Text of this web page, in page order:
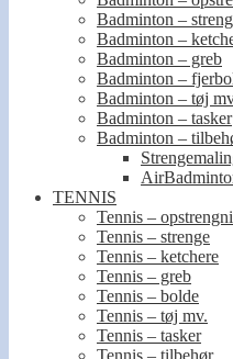
Badminton –
Badminton –
Badminton – greb
Badminton –
Badminton – tøj
Badminton – tasker
Badminton –
TENNIS
Tennis –
Tennis – strenge
Tennis – ketchere
Tennis – greb
Tennis – bolde
Tennis – tøj mv.
Tennis – tasker
Tennis – tilbehør